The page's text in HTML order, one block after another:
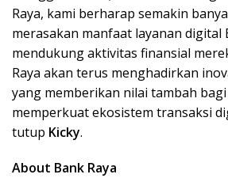
Raya, kami berharap semakin
merasakan manfaat layanan digital
mendukung aktivitas finansial
Raya akan terus menghadirkan
yang memberikan nilai tambah
memperkuat ekosistem transaksi
tutup Kicky.
About Bank Raya